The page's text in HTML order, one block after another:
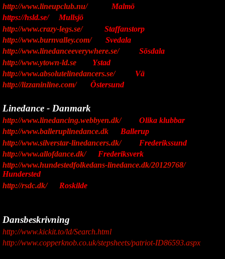
http://www.lineupclub.nu/Malmö
https://hsld.se/ Mullsjö
http://www.crazy-legs.se/Staffanstorp
http://www.burnvalley.com/Svedala
http://www.linedanceeverywhere.se/Sösdala
http://www.ytown-ld.se Ystad
http://www.absolutelinedancers.se/Vä
http://lizzaninline.com/Östersund
Linedance - Danmark
http://www.linedancing.webbyen.dk/Olika klubbar
http://www.balleruplinedance.dk Ballerup
http://www.silverstar-linedancers.dk/Frederikssund
http://www.allofdance.dk/Frederiksverk
http://www.hundestedfolkedans-linedance.dk/20129768/
Hundersted
http://rsdc.dk/Roskilde
Dansbeskrivning
http://www.kickit.to/ld/Search.html
http://www.copperknob.co.uk/stepsheets/patriot-ID86593.aspx